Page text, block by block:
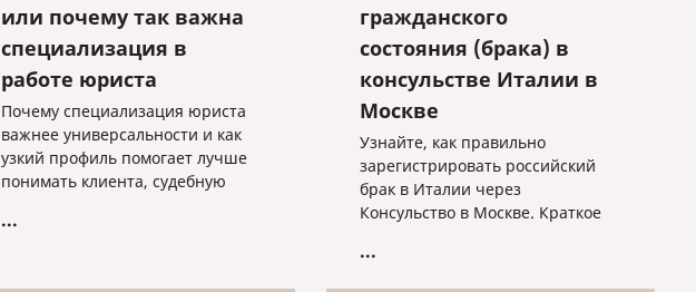
или почему так важна
специализация в
работе юриста
Почему специализация юриста
важнее универсальности и как
узкий профиль помогает лучше
понимать клиента, судебную
эффективную стратегию защиты.
...
гражданского
состояния (брака) в
консульстве Италии в
Москве
Узнайте, как правильно
зарегистрировать российский
брак в Италии через
Консульство в Москве. Краткое
trascrizione: необходимые
...